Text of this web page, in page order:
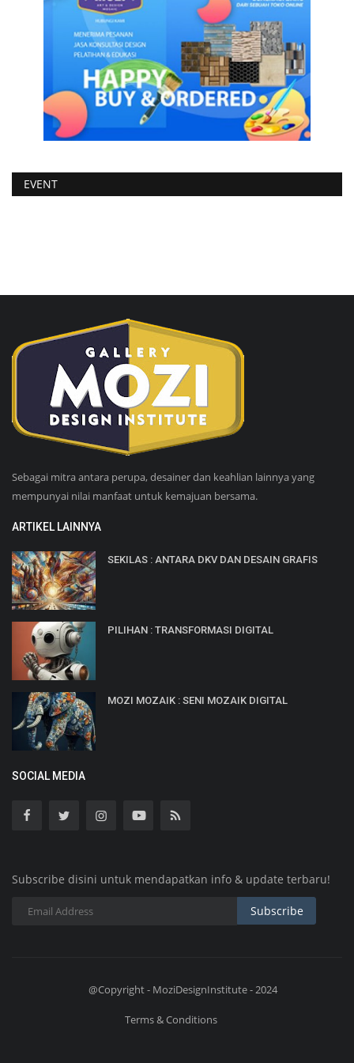
EVENT
Sebagai mitra antara perupa, desainer dan keahlian lainnya yang
mempunyai nilai manfaat untuk kemajuan bersama.
ARTIKEL LAINNYA
SEKILAS : ANTARA DKV DAN DESAIN GRAFIS
PILIHAN : TRANSFORMASI DIGITAL
MOZI MOZAIK : SENI MOZAIK DIGITAL
SOCIAL MEDIA
Subscribe disini untuk mendapatkan info & update terbaru!
Subscribe
@Copyright - MoziDesignInstitute - 2024
Terms & Conditions